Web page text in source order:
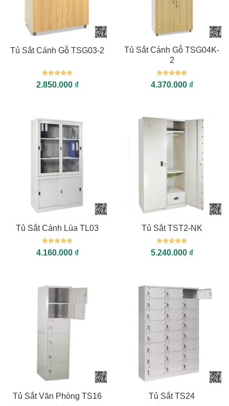
Tủ Sắt Cánh Gỗ TSG03-2
Được xếp
hạng55
2.850.000 ₫
Tủ Sắt Cánh Gỗ TSG04K-
2
Được xếp
hạng55
4.370.000 ₫
Tủ Sắt Cánh Lùa TL03
Được xếp
hạng55
4.160.000 ₫
Tủ Sắt TST2-NK
Được xếp
hạng55
5.240.000 ₫
Tủ Sắt Văn Phòng TS16 Tủ Sắt TS24